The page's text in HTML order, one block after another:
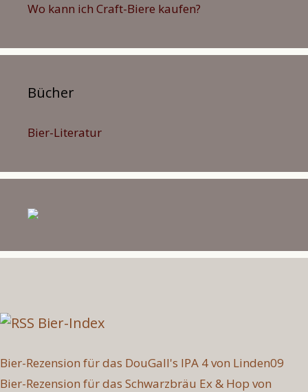
Wo kann ich Craft-Biere kaufen?
Bücher
Bier-Literatur
Bier-Index
Bier-Rezension für das DouGall's IPA 4 von Linden09
Bier-Rezension für das Schwarzbräu Ex & Hop von